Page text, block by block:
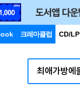
크레마클럽 CD/LP